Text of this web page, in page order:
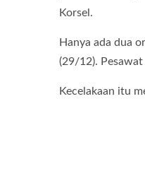
Korsel.
Hanya ada dua
(29/12).
Kecelakaan itu